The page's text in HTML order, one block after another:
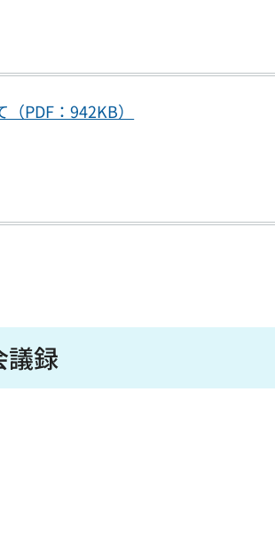
PDF：942KB）
議録